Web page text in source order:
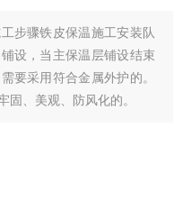
步骤铁皮保温施工安装队
设，当主保温层铺设结束
要采用符合金属外护的。
固、美观、防风化的。